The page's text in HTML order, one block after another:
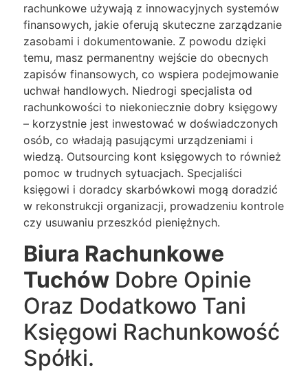
rachunkowe używają z innowacyjnych systemów
finansowych, jakie oferują skuteczne zarządzanie
zasobami i dokumentowanie. Z powodu dzięki
temu, masz permanentny wejście do obecnych
zapisów finansowych, co wspiera podejmowanie
uchwał handlowych. Niedrogi specjalista od
rachunkowości to niekoniecznie dobry księgowy
– korzystnie jest inwestować w doświadczonych
osób, co władają pasującymi urządzeniami i
wiedzą. Outsourcing kont księgowych to również
pomoc w trudnych sytuacjach. Specjaliści
księgowi i doradcy skarbówkowi mogą doradzić
w rekonstrukcji organizacji, prowadzeniu kontrole
czy usuwaniu przeszkód pieniężnych.
Biura Rachunkowe
Tuchów Dobre Opinie
Oraz Dodatkowo Tani
Księgowi Rachunkowość
Spółki.